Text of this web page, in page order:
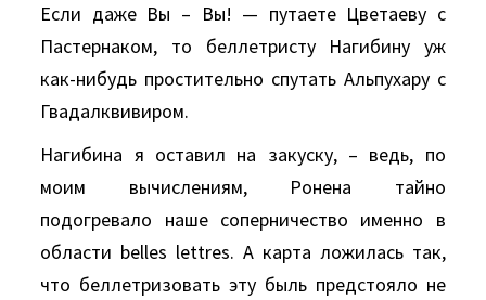
Если даже Вы – Вы! — путаете Цветаеву с
Пастернаком, то беллетристу Нагибину уж
как-нибудь простительно спутать Альпухару с
Гвадалквивиром.
Нагибина я оставил на закуску, – ведь, по
моим вычислениям, Ронена тайно
подогревало наше соперничество именно в
области belles lettres. А карта ложилась так,
что беллетризовать эту быль предстояло не